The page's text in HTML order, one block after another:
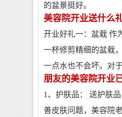
的盆景挺好。
美容院开业送什么
开业好礼一：盆栽 作
一杯修剪精细的盆栽
一点水也不会坏。对
朋友的美容院开业
1、护肤品： 送护肤
善皮肤问题，美容院